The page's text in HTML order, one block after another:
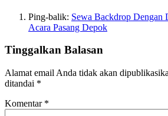
Ping-balik: Sewa Backdrop Dengan
Acara Pasang Depok
Tinggalkan Balasan
Alamat email Anda tidak akan
ditandai *
Komentar *